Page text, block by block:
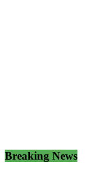
Breaking News